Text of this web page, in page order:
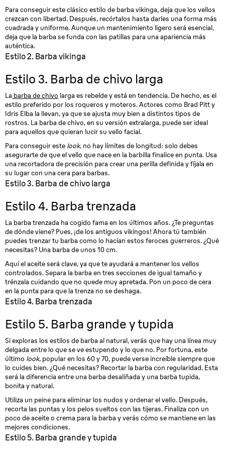
Para conseguir este clásico estilo de barba vikinga, deja que los vellos
crezcan con libertad. Después, recórtalos hasta darles una forma más
cuadrada y uniforme. Aunque un mantenimiento ligero será esencial,
deja que la barba se funda con las patillas para una apariencia más
auténtica.
Estilo 2. Barba vikinga
Estilo 3. Barba de chivo larga
La barba de chivo larga es rebelde y está en tendencia. De hecho, es el
estilo preferido por los roqueros y moteros. Actores como Brad Pitt y
Idris Elba la llevan, ya que se ajusta muy bien a distintos tipos de
rostros. La barba de chivo, en su versión extralarga, puede ser ideal
para aquellos que quieran lucir su vello facial.
Para conseguir este look, no hay límites de longitud: solo debes
asegurarte de que el vello que nace en la barbilla finalice en punta. Usa
una recortadora de precisión para crear una perilla definida y fíjala en
su lugar con una cera para barbas.
Estilo 3. Barba de chivo larga
Estilo 4. Barba trenzada
La barba trenzada ha cogido fama en los últimos años. ¿Te preguntas
de dónde viene? Pues, ¡de los antiguos vikingos! Ahora tú también
puedes trenzar tu barba como lo hacían estos feroces guerreros. ¿Qué
necesitas? Una barba de unos 10 cm.
Aquí el aceite será clave, ya que te ayudará a mantener los vellos
controlados. Separa la barba en tres secciones de igual tamaño y
trénzala cuidando que no quede muy apretada. Pon un poco de cera
en la punta para que la trenza no se deshaga.
Estilo 4. Barba trenzada
Estilo 5. Barba grande y tupida
Si exploras los estilos de barba al natural, verás que hay una línea muy
delgada entre lo que se ve estupendo y lo que no. Por fortuna, este
último look, popular en los 60 y 70, puede verse increíble siempre que
lo cuides bien. ¿Qué necesitas? Recortar la barba con regularidad. Esta
será la diferencia entre una barba desaliñada y una barba tupida,
bonita y natural.
Utiliza un peine para eliminar los nudos y ordenar el vello. Después,
recorta las puntas y los pelos sueltos con las tijeras. Finaliza con un
poco de aceite o crema para la barba y verás cómo se mantiene en las
mejores condiciones.
Estilo 5. Barba grande y tupida